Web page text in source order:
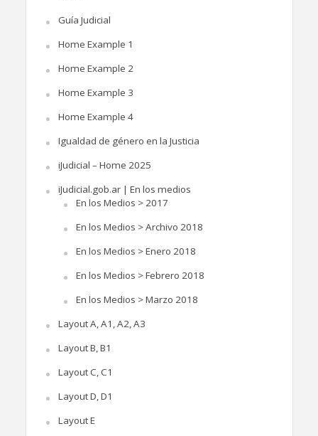
Guía Judicial
Home Example 1
Home Example 2
Home Example 3
Home Example 4
Igualdad de género en la Justicia
iJudicial – Home 2025
iJudicial.gob.ar | En los medios
En los Medios > 2017
En los Medios > Archivo 2018
En los Medios > Enero 2018
En los Medios > Febrero 2018
En los Medios > Marzo 2018
Layout A, A1, A2, A3
Layout B, B1
Layout C, C1
Layout D, D1
Layout E